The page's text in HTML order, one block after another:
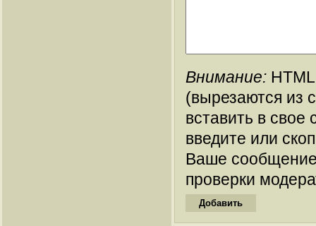
Внимание:
(вырезаются из
вставить в
введите или
Ваше
проверки